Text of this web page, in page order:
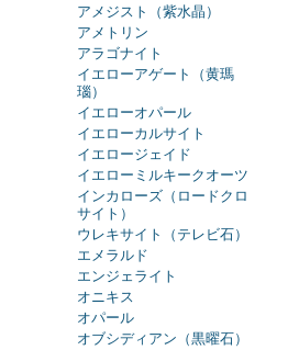
アメジスト（紫水晶）
アメトリン
アラゴナイト
イエローアゲート（黄瑪
瑙）
イエローオパール
イエローカルサイト
イエロージェイド
イエローミルキークオーツ
インカローズ（ロードクロ
サイト）
ウレキサイト（テレビ石）
エメラルド
エンジェライト
オニキス
オパール
オブシディアン（黒曜石）